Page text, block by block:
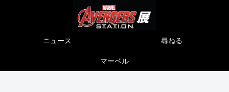
ニュース 尋ねる
マーベル